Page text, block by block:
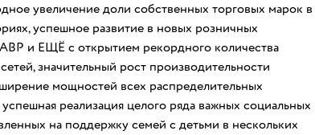
увеличение доли собственных торговых марок в
успешное развитие в новых розничных
и ЕЩЁ с открытием рекордного количества
значительный рост производительности
мощностей всех распределительных
успешная реализация целого ряда важных социальных
на поддержку семей с детьми в нескольких